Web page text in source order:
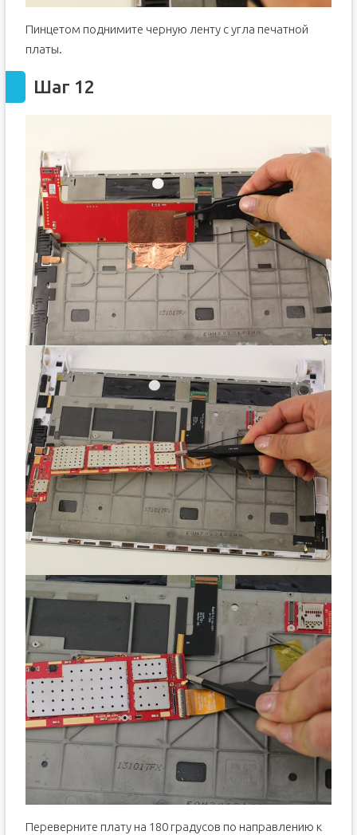
Пинцетом поднимите черную ленту с угла печатной
платы.
Шаг 12
Переверните плату на 180 градусов по направлению к